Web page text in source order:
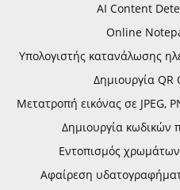
AI Content
Online
Υπολογιστής κατανάλωσης
Δημιουργία QR
Μετατροπή εικόνας σε JPEG,
Δημιουργία κωδικών
Εντοπισμός χρωμάτων
Αφαίρεση